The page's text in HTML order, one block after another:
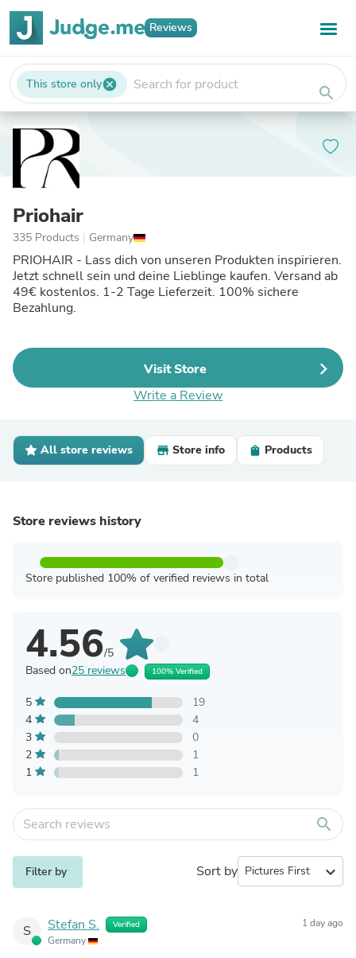
Reviews
This store onlycancel search
Priohair
335 Products | Germany
PRIOHAIR - Lass dich von unseren Produkten inspirieren.
Jetzt schnell sein und deine Lieblinge kaufen. Versand ab
49€ kostenlos. 1-2 Tage Lieferzeit. 100% sichere
Bezahlung.
Visit Store
Write a Review
All store reviews Store info Products
Store reviews history
Store published 100% of verified reviews in total
4.56/5
Based on25 reviews 100% Verified
5
19
4
4
3
0
2
1
1
1
search
Filter by Sort by expand_more
S Stefan S. Verified
Germany
1 day ago